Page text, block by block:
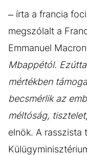
– írta a francia
megszólalt a
Emmanuel
Mbappétól.
mértékben
becsmérlik az
méltóság,
elnök. A rasszista